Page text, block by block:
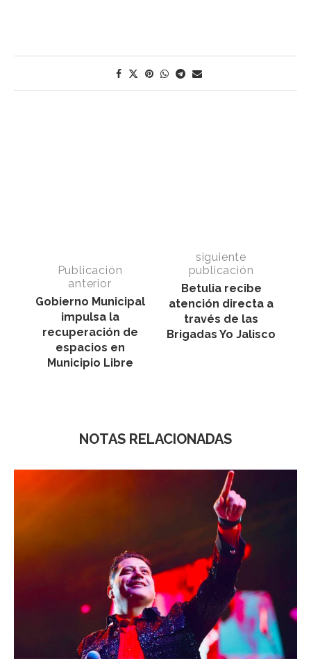
Publicación
anterior
Gobierno Municipal
impulsa la
recuperación de
espacios en
Municipio Libre
siguiente
publicación
Betulia recibe
atención directa a
través de las
Brigadas Yo Jalisco
NOTAS RELACIONADAS